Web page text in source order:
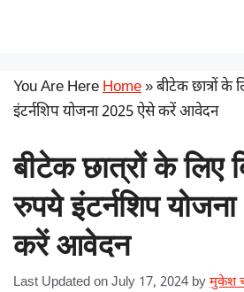
You Are HereHome»बीटेक छात्रों के
इंटर्नशिप योजना 2025 ऐसे करें आवेदन
बीटेक छात्रों के लिए
रुपये इंटर्नशिप
करें आवेदन
Last Updated on July 17, 2024 by मुकेश